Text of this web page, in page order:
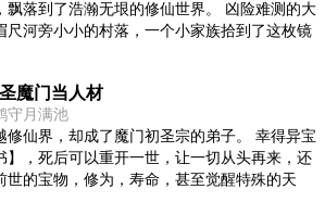
飘落到了浩瀚无垠的修仙世界。 凶险难测的大
尺河旁小小的村落，一个小家族拾到了这枚镜
魔门当人材
守月满池
修仙界，却成了魔门初圣宗的弟子。 幸得异宝
】，死后可以重开一世，让一切从头再来，还
世的宝物，修为，寿命，甚至觉醒特殊的天